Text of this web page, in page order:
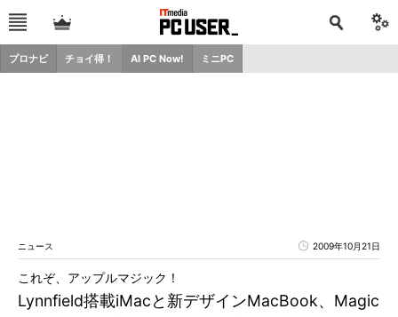
プロナビ チョイ得！ AI PC Now! ミニPC
ニュース 2009年10月21日
Lynnfield搭載iMacと新デザインMacBook、Magic
これぞ、アップルマジック！